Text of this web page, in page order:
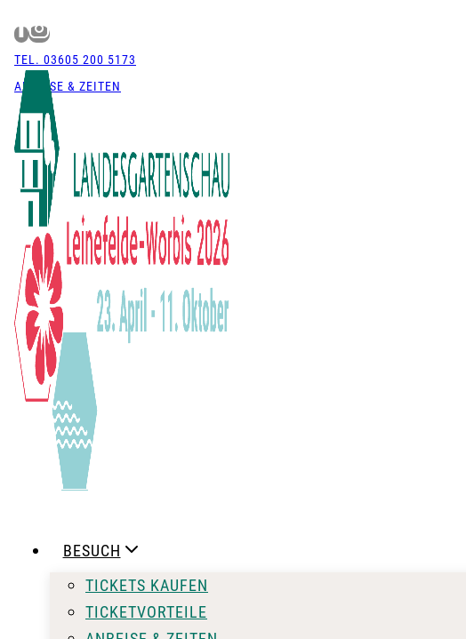
Inhalt
springen
TEL. 03605 200 5173
ANREISE & ZEITEN
BESUCH
TICKETS KAUFEN
TICKETVORTEILE